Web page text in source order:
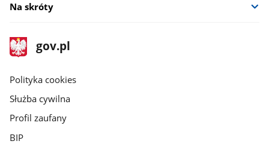
Na skróty
stopka
gov.pl
Strona
gov.pl
gov.pl
Polityka cookies
Służba cywilna
Profil zaufany
BIP